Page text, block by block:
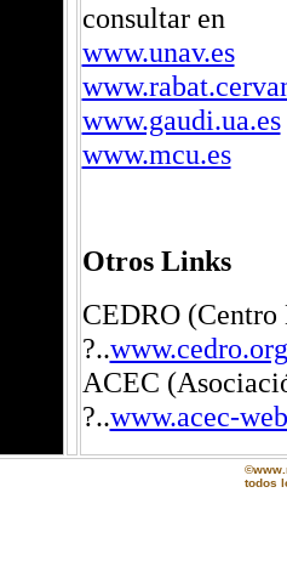
consultar en
www.unav.es
www.gaudi.ua.es
www.mcu.es
Otros Links
CEDRO (Centro
?..www.cedro.org
ACEC
?..www.acec-
todos